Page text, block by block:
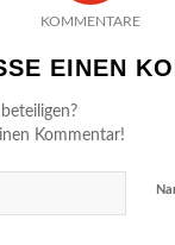
KOMMENTARE
EINEN
Kommentar!